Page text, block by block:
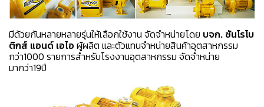
มีด้วยกันหลายหลายรุ่นให้เลือกใช้งาน จัดจำหน่ายโดย บจก. ซันโรโบ
ติกส์ แอนด์ เอไอ ผู้ผลิต และตัวแทนจำหน่ายสินค้าอุตสาหกรรม
กว่า1000 รายการสำหรับโรงงานอุตสาหกรรม จัดจำหน่าย
มากว่า19ปี